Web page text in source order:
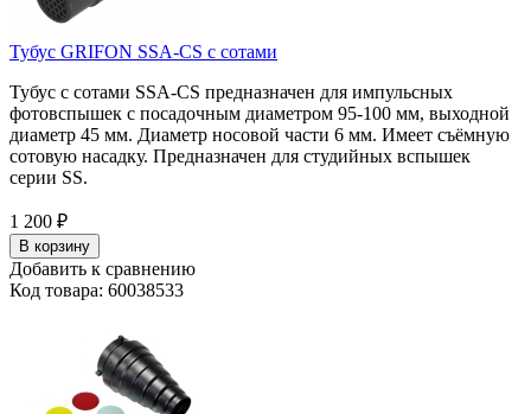
Тубус GRIFON SSA-CS с сотами
Тубус с сотами SSA-CS предназначен для импульсных
фотовспышек с посадочным диаметром 95-100 мм, выходной
диаметр 45 мм. Диаметр носовой части 6 мм. Имеет съёмную
сотовую насадку. Предназначен для студийных вспышек
серии SS.
1 200 ₽
В корзину
Добавить к сравнению
Код товара: 60038533